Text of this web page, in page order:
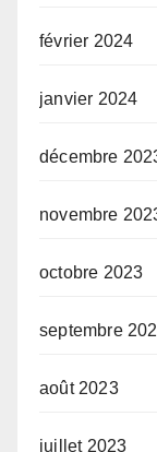
février 2024
janvier 2024
décembre
novembre
octobre 2023
septembre
août 2023
juillet 2023